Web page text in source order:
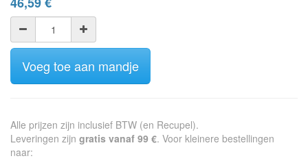
Voeg toe aan mandje
Alle prijzen zijn inclusief BTW (en Recupel).
Leveringen zijn gratis vanaf 99 €. Voor kleinere bestellingen
naar: